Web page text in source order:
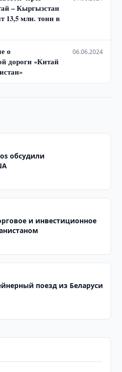
– Кыргызстан
13,5 млн. тонн в
о
дороги «Китай
06.06.2024
обсудили
и инвестиционное
поезд из Беларуси